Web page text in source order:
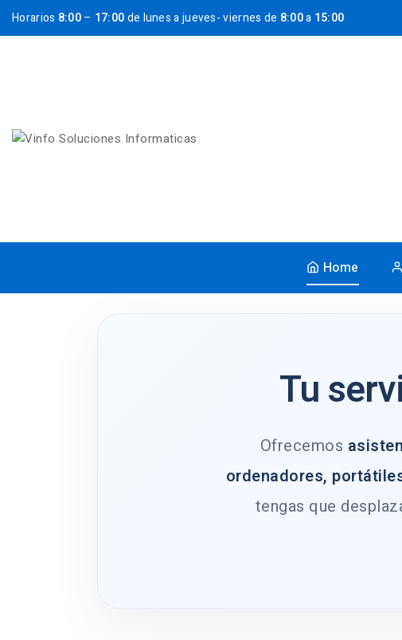
Horarios 8:00– 17:00de lunes a jueves- viernes de 8:00a 15:00
Home
Tu
Ofrecemos
ordenadores,
tengas que